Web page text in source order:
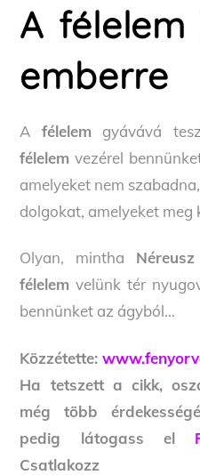
A
emberre
A félelem gyávává
félelem vezérel
amelyeket nem
dolgokat, amelyeket meg
Olyan, mintha Néreusz
félelem velünk tér
bennünket az ágyból…
Közzétette:
Ha tetszett a cikk,
még több
pedig látogass el